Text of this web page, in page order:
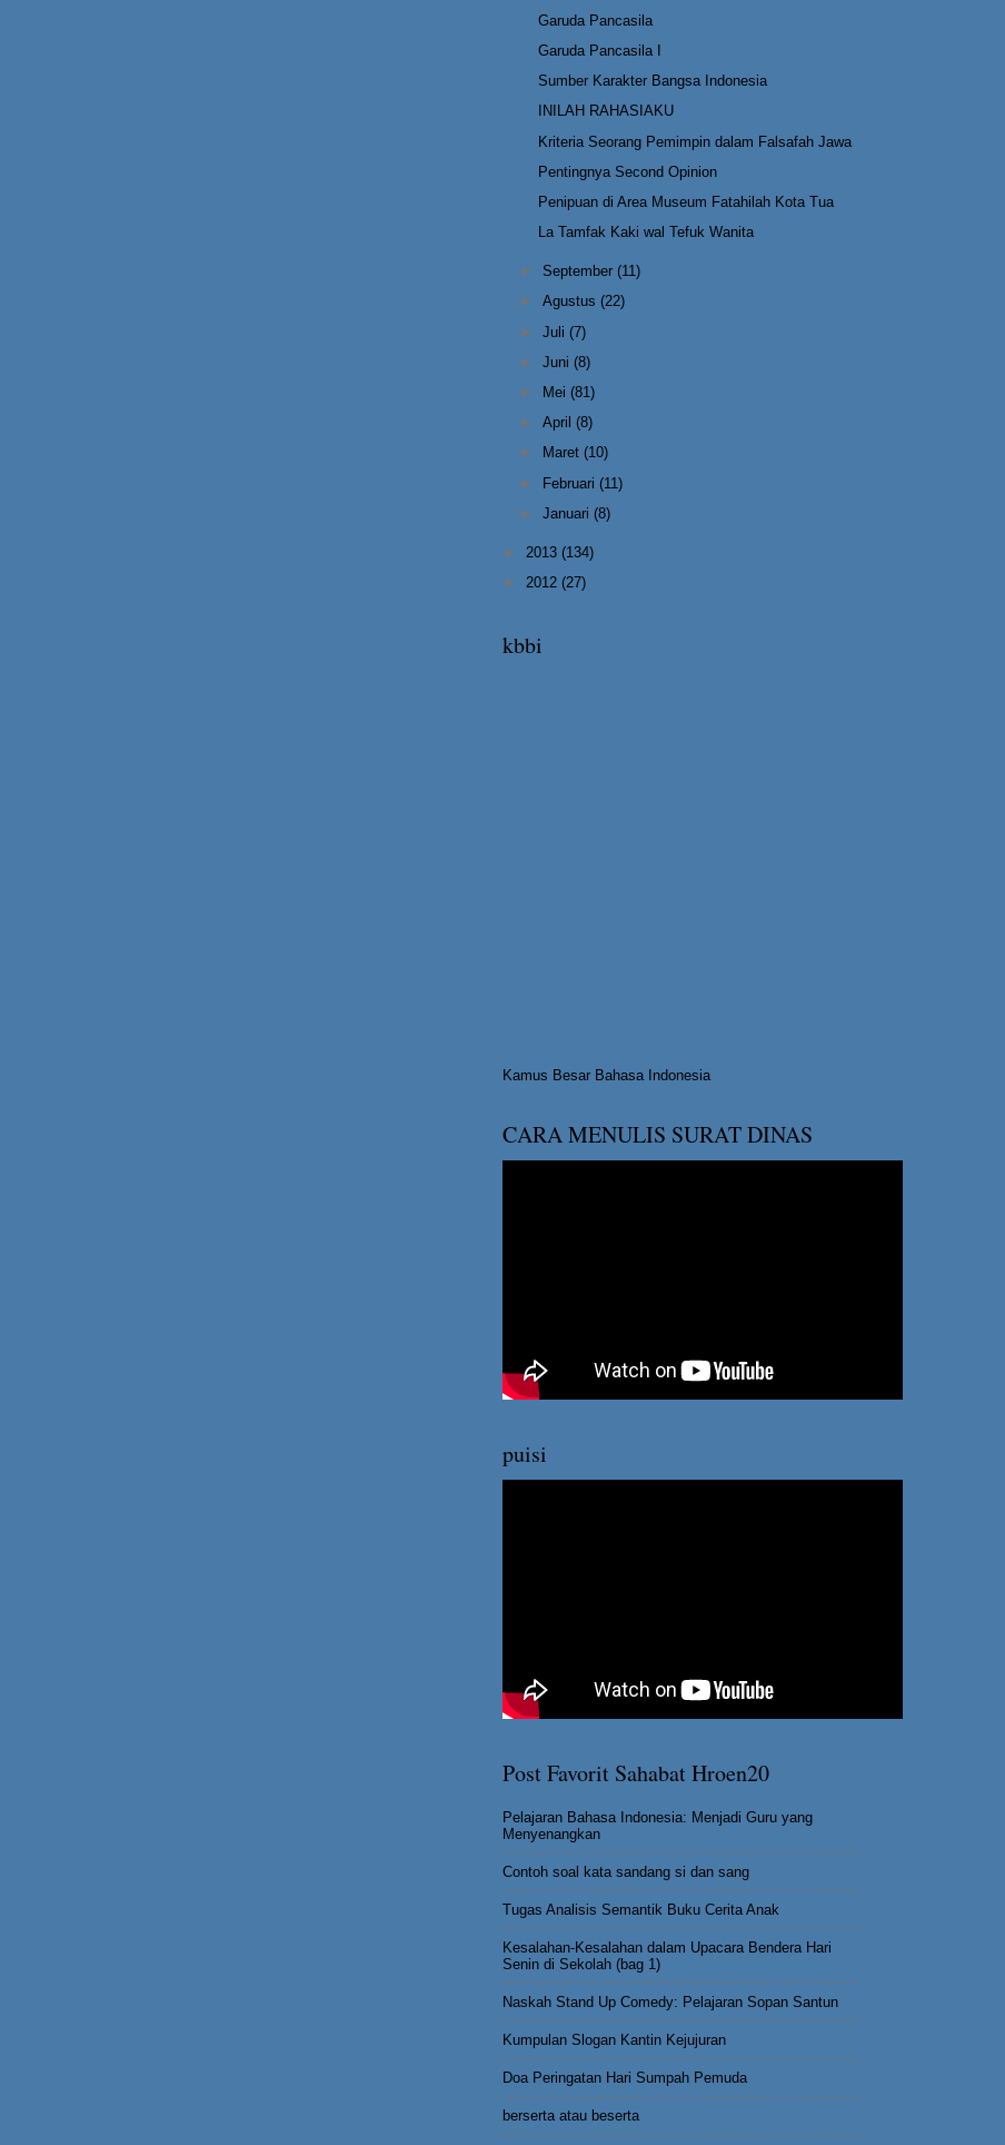
Garuda Pancasila
Garuda Pancasila I
Sumber Karakter Bangsa Indonesia
INILAH RAHASIAKU
Kriteria Seorang Pemimpin dalam Falsafah Jawa
Pentingnya Second Opinion
Penipuan di Area Museum Fatahilah Kota Tua
La Tamfak Kaki wal Tefuk Wanita
►September(11)
►Agustus(22)
►Juli(7)
►Juni(8)
►
Mei(81)
►April(8)
►
Maret(10)
► Februari(11)
►Januari(8)
► 2013 (134)
► 2012 (27)
kbbi
Kamus Besar Bahasa Indonesia
CARA MENULIS SURAT DINAS
puisi
Post Favorit Sahabat Hroen20
Pelajaran Bahasa Indonesia: Menjadi Guru yang
Menyenangkan
Contoh soal kata sandang si dan sang
Tugas Analisis Semantik Buku Cerita Anak
Kesalahan-Kesalahan dalam Upacara Bendera Hari
Senin di Sekolah (bag 1)
Naskah Stand Up Comedy: Pelajaran Sopan Santun
Kumpulan Slogan Kantin Kejujuran
Doa Peringatan Hari Sumpah Pemuda
berserta atau beserta